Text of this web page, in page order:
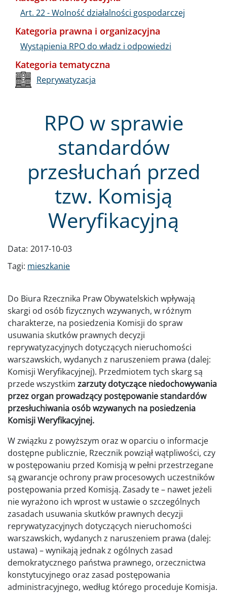
RPO w sprawie
standardów
przesłuchań przed
tzw. Komisją
Weryfikacyjną
Data: 2017-10-03
Tagi: mieszkanie
Do Biura Rzecznika Praw Obywatelskich wpływają
skargi od osób fizycznych wzywanych, w różnym
charakterze, na posiedzenia Komisji do spraw
usuwania skutków prawnych decyzji
reprywatyzacyjnych dotyczących nieruchomości
warszawskich, wydanych z naruszeniem prawa (dalej:
Komisji Weryfikacyjnej). Przedmiotem tych skarg są
przede wszystkim zarzuty dotyczące niedochowywania
przez organ prowadzący postępowanie standardów
przesłuchiwania osób wzywanych na posiedzenia
Komisji Weryfikacyjnej.
W związku z powyższym oraz w oparciu o informacje
dostępne publicznie, Rzecznik powziął wątpliwości, czy
w postępowaniu przed Komisją w pełni przestrzegane
są gwarancje ochrony praw procesowych uczestników
postępowania przed Komisją. Zasady te – nawet jeżeli
nie wyrażono ich wprost w ustawie o szczególnych
zasadach usuwania skutków prawnych decyzji
reprywatyzacyjnych dotyczących nieruchomości
warszawskich, wydanych z naruszeniem prawa (dalej:
ustawa) – wynikają jednak z ogólnych zasad
demokratycznego państwa prawnego, orzecznictwa
konstytucyjnego oraz zasad postępowania
administracyjnego, według którego proceduje Komisja.
Art. 22 - Wolność działalności gospodarczej
Kategoria prawna i organizacyjna
Wystąpienia RPO do władz i odpowiedzi
Kategoria tematyczna
Reprywatyzacja